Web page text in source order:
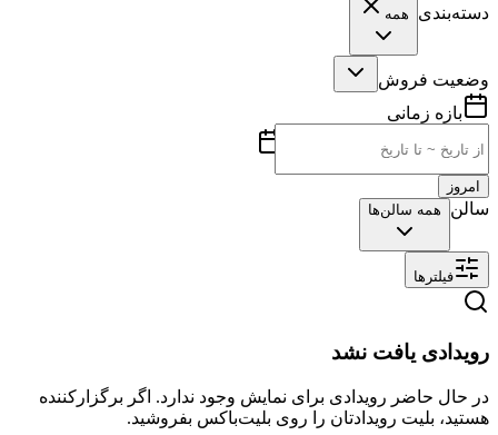
دسته‌بندی همه
وضعیت فروش
بازه زمانی
امروز
سالن همه سالن‌ها
فیلترها
رویدادی یافت نشد
در حال حاضر رویدادی برای نمایش وجود ندارد. اگر برگزارکننده
هستید، بلیت رویدادتان را روی بلیت‌باکس بفروشید.